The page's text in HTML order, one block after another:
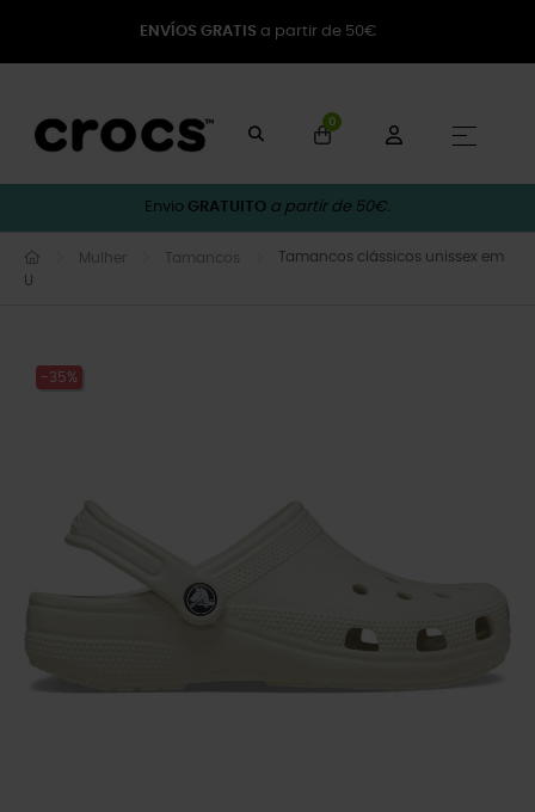
ENVÍOS GRATIS a partir de 50€
0
☰
Envio GRATUITO a partir de 50€.
Mulher Tamancos
Tamancos clássicos unissex em
U
-35%